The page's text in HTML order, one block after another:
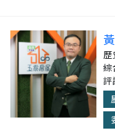
歷